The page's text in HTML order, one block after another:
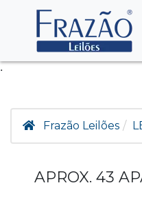
.
Frazão Leilões
APROX. 43